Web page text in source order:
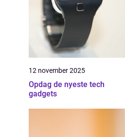
12 november 2025
Opdag de nyeste tech
gadgets